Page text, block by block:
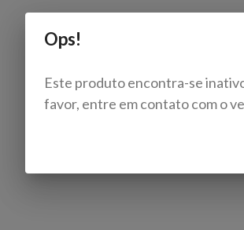
Ops!
Este produto encontra-se
favor, entre em contato com o